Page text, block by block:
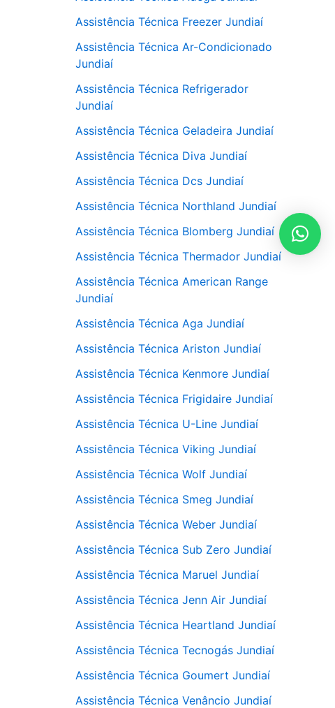
Assistência Técnica Freezer Jundiaí
Assistência Técnica Ar-Condicionado
Jundiaí
Assistência Técnica Refrigerador
Jundiaí
Assistência Técnica Geladeira Jundiaí
Assistência Técnica Diva Jundiaí
Assistência Técnica Dcs Jundiaí
Assistência Técnica Northland Jundiaí
Assistência Técnica Blomberg Jundiaí
Assistência Técnica Thermador Jundiaí
Assistência Técnica American Range
Jundiaí
Assistência Técnica Aga Jundiaí
Assistência Técnica Ariston Jundiaí
Assistência Técnica Kenmore Jundiaí
Assistência Técnica Frigidaire Jundiaí
Assistência Técnica U-Line Jundiaí
Assistência Técnica Viking Jundiaí
Assistência Técnica Wolf Jundiaí
Assistência Técnica Smeg Jundiaí
Assistência Técnica Weber Jundiaí
Assistência Técnica Sub Zero Jundiaí
Assistência Técnica Maruel Jundiaí
Assistência Técnica Jenn Air Jundiaí
Assistência Técnica Heartland Jundiaí
Assistência Técnica Tecnogás Jundiaí
Assistência Técnica Goumert Jundiaí
Assistência Técnica Venâncio Jundiaí